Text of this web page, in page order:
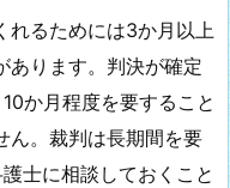
るためには3か月以上
あります。判決が確定
か月程度を要すること
ん。裁判は長期間を要
士に相談しておくこと